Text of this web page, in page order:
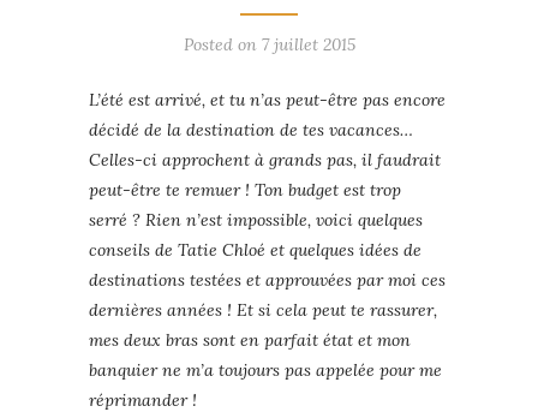
Posted on 7 juillet 2015
L’été est arrivé, et tu n’as peut-être pas encore
décidé de la destination de tes vacances…
Celles-ci approchent à grands pas, il faudrait
peut-être te remuer ! Ton budget est trop
serré ? Rien n’est impossible, voici quelques
conseils de Tatie Chloé et quelques idées de
destinations testées et approuvées par moi ces
dernières années ! Et si cela peut te rassurer,
mes deux bras sont en parfait état et mon
banquier ne m’a toujours pas appelée pour me
réprimander !